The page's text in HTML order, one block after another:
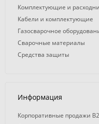
Комплектующие и
Кабели и комплектующие
Газосварочное
Сварочные материалы
Средства защиты
Информация
Корпоративные продажи